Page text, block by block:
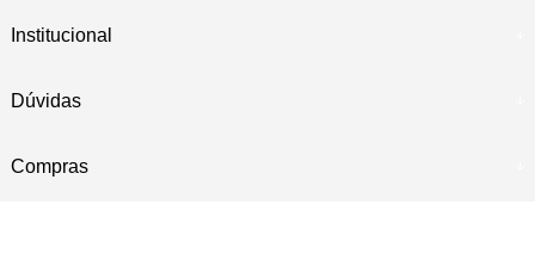
Institucional
Dúvidas
Compras